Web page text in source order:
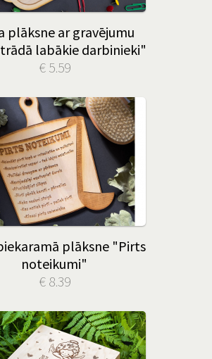
plāksne ar gravējumu
labākie darbinieki"
€ 5.59
plāksne "Pirts
noteikumi"
€ 8.39